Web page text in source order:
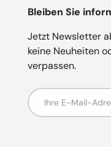
Bleiben Sie
Jetzt Newsletter
keine Neuheiten
verpassen.
E-Mail